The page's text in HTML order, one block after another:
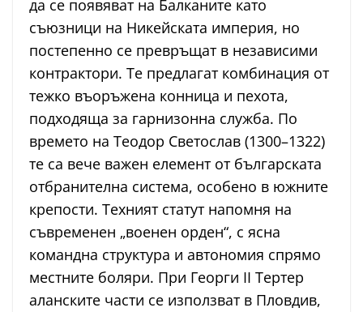
да се появяват на Балканите като
съюзници на Никейската империя, но
постепенно се превръщат в независими
контрактори. Те предлагат комбинация от
тежко въоръжена конница и пехота,
подходяща за гарнизонна служба. По
времето на Теодор Светослав (1300–1322)
те са вече важен елемент от българската
отбранителна система, особено в южните
крепости. Техният статут напомня на
съвременен „военен орден“, с ясна
командна структура и автономия спрямо
местните боляри. При Георги II Тертер
аланските части се използват в Пловдив,